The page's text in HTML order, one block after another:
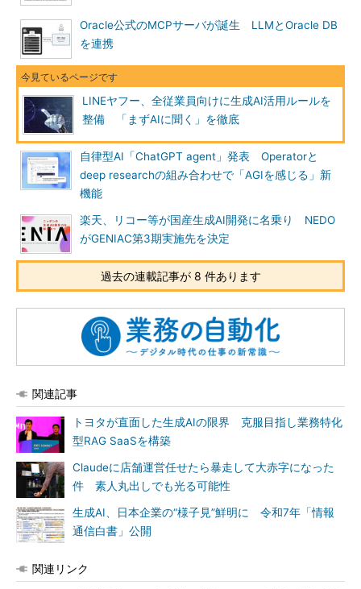
Oracle公式のMCPサーバが誕生 LLMとOracle DB
を連携
LINEヤフー、全従業員向けに生成AI活用ルールを
整備 「まずAIに聞く」を徹底
自律型AI「ChatGPT agent」発表 Operatorと
deep researchの組み合わせで「AGIを感じる」新
機能
楽天、リコー等が国産生成AI開発に名乗り NEDO
がGENIAC第3期実施先を決定
過去の連載記事が 8 件あります
関連記事
トヨタが直面した生成AIの限界 克服目指し業務特化
型RAG SaaSを構築
Claudeに店舗運営任せたら暴走して大赤字になった
件 素人丸出しでも光る可能性
生成AI、日本企業の“様子見”鮮明に 令和7年「情報
通信白書」公開
関連リンク